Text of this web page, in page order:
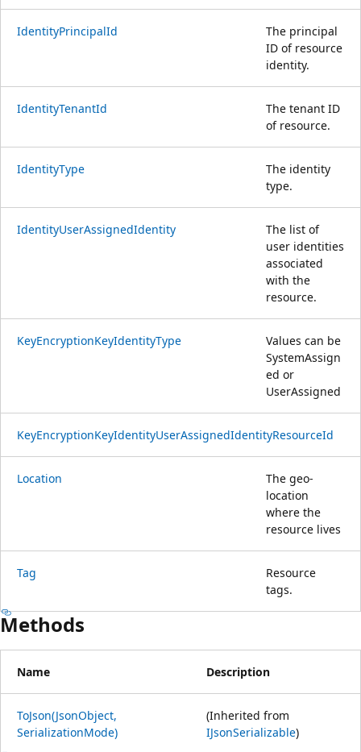
IdentityPrincipalId
The principal
ID of resource
identity.
IdentityTenantId
The tenant ID
of resource.
IdentityType
The identity
type.
IdentityUserAssignedIdentity
The list of
user identities
associated
with the
resource.
KeyEncryptionKeyIdentityType
Values can be
SystemAssign
ed or
UserAssigned
KeyEncryptionKeyIdentityUserAssignedIdentityResourceId
Location
The geo-
location
where the
resource lives
Tag
Resource
tags.
Methods
Name Description
ToJson(JsonObject,
SerializationMode)
(Inherited from
IJsonSerializable)